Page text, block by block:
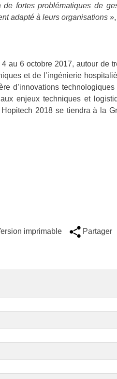
fortes problématiques de
adapté à leurs organisations »
au 6 octobre 2017, autour de
et de l’ingénierie
d’innovations
enjeux techniques et
2018 se tiendra à la
imprimable Partager